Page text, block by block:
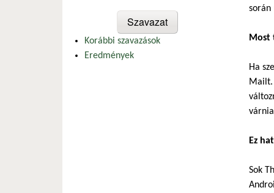
során
Most
Ha
Mailt.
Ez
Sok
Korábbi szavazások
Eredmények